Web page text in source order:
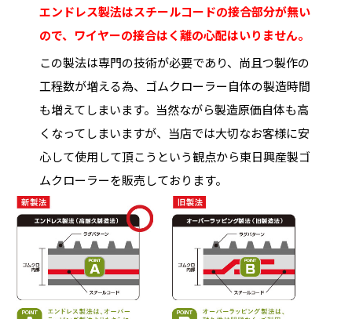
エンドレス製法はスチールコードの接合部分が無い
ので、ワイヤーの接合はく離の心配はいりません。
この製法は専門の技術が必要であり、尚且つ製作の
工程数が増える為、ゴムクローラー自体の製造時間
も増えてしまいます。当然ながら製造原価自体も高
くなってしまいますが、当店では大切なお客様に安
心して使用して頂こうという観点から東日興産製ゴ
ムクローラーを販売しております。